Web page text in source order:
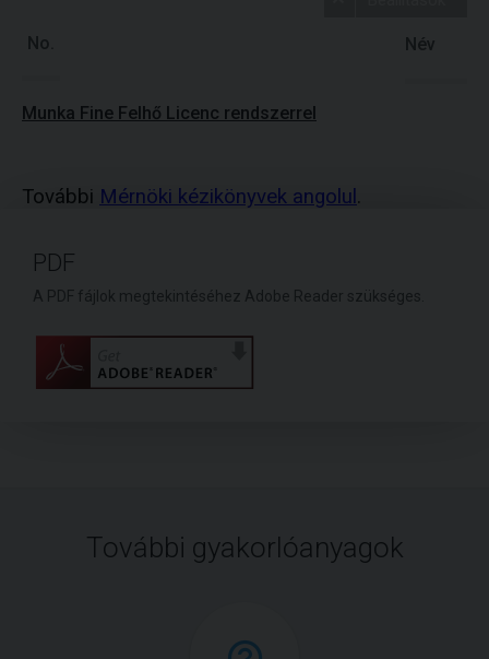
No. Név
Munka Fine Felhő Licenc rendszerrel
További Mérnöki kézikönyvek angolul .
PDF
A PDF fájlok megtekintéséhez Adobe Reader szükséges.
További gyakorlóanyagok